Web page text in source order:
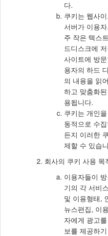
다.
쿠키는 웹사
서버가 이용
주 작은 텍스
드디스크에
사이트에 방
용자의 하드
의 내용을 읽
하고 맞춤화
용됩니다.
쿠키는 개인
동적으로 수
든지 이러한
제할 수 있습
회사의 쿠키 사용 목
이용자들이
기의 각 서비
및 이용형태,
뉴스편집, 이
자에게 광고
보를 제공하